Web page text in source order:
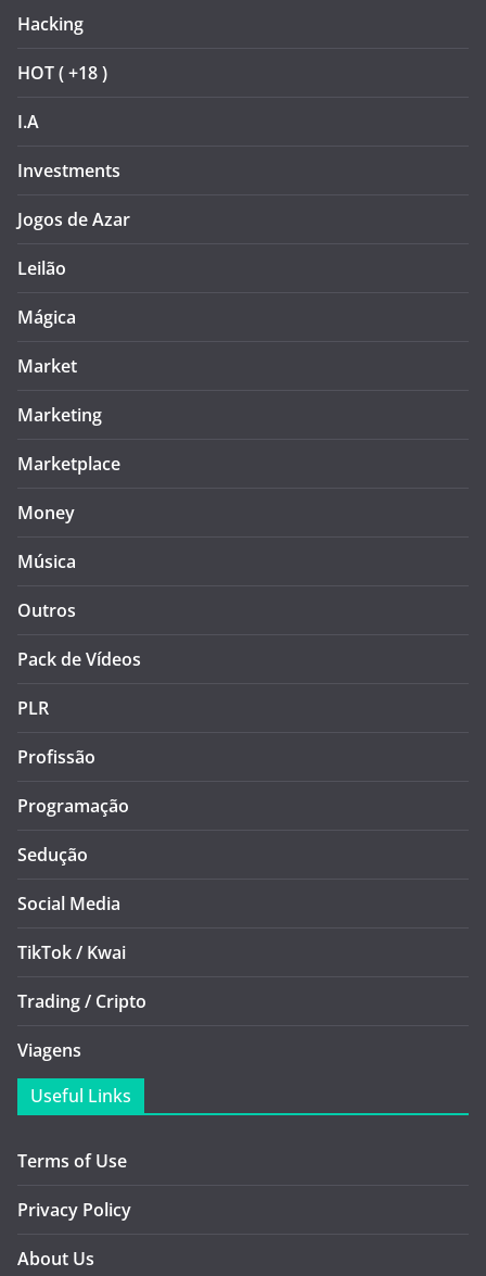
Hacking
HOT ( +18 )
I.A
Investments
Jogos de Azar
Leilão
Mágica
Market
Marketing
Marketplace
Money
Música
Outros
Pack de Vídeos
PLR
Profissão
Programação
Sedução
Social Media
TikTok / Kwai
Trading / Cripto
Viagens
Useful Links
Terms of Use
Privacy Policy
About Us